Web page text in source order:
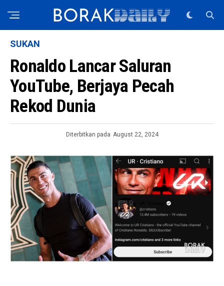
SUKAN
Ronaldo Lancar Saluran
YouTube, Berjaya Pecah
Rekod Dunia
Diterbitkan pada August 22, 2024